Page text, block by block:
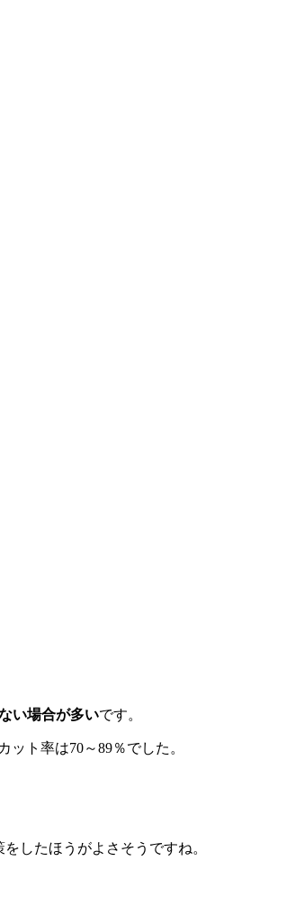
い場合が多いです。
ト率は70～89％でした。
したほうがよさそうですね。